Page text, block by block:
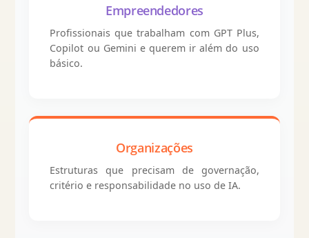
Empreendedores
Profissionais que trabalham com GPT Plus,
Copilot ou Gemini e querem ir além do uso
básico.
Organizações
Estruturas que precisam de governação,
critério e responsabilidade no uso de IA.